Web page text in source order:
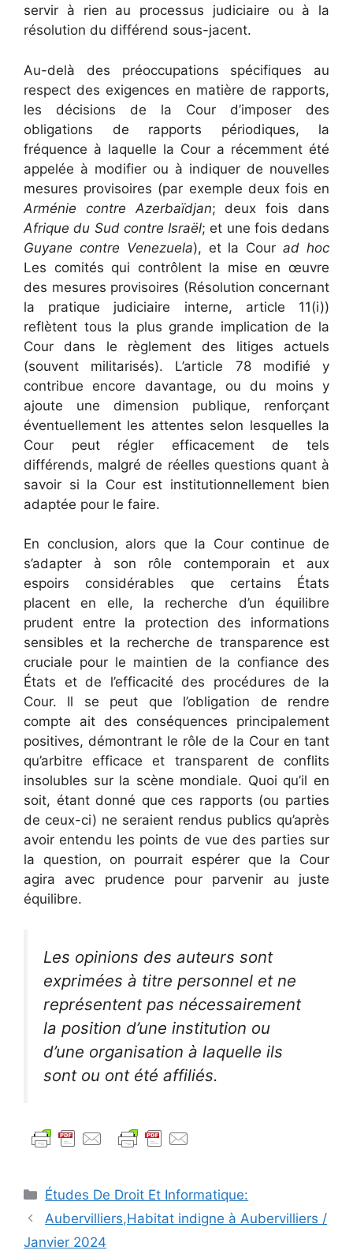
servir à rien au processus judiciaire ou à la
résolution du différend sous-jacent.
Au-delà des préoccupations spécifiques au
respect des exigences en matière de rapports,
les décisions de la Cour d’imposer des
obligations de rapports périodiques, la
fréquence à laquelle la Cour a récemment été
appelée à modifier ou à indiquer de nouvelles
mesures provisoires (par exemple deux fois en
Arménie contre Azerbaïdjan; deux fois dans
Afrique du Sud contre Israël; et une fois dedans
Guyane contre Venezuela), et la Courad hoc
Les comités qui contrôlent la mise en œuvre
des mesures provisoires (Résolution concernant
la pratique judiciaire interne, article 11(i))
reflètent tous la plus grande implication de la
Cour dans le règlement des litiges actuels
(souvent militarisés). L’article 78 modifié y
contribue encore davantage, ou du moins y
ajoute une dimension publique, renforçant
éventuellement les attentes selon lesquelles la
Cour peut régler efficacement de tels
différends, malgré de réelles questions quant à
savoir si la Cour est institutionnellement bien
adaptée pour le faire.
En conclusion, alors que la Cour continue de
s’adapter à son rôle contemporain et aux
espoirs considérables que certains États
placent en elle, la recherche d’un équilibre
prudent entre la protection des informations
sensibles et la recherche de transparence est
cruciale pour le maintien de la confiance des
États et de l’efficacité des procédures de la
Cour. Il se peut que l’obligation de rendre
compte ait des conséquences principalement
positives, démontrant le rôle de la Cour en tant
qu’arbitre efficace et transparent de conflits
insolubles sur la scène mondiale. Quoi qu’il en
soit, étant donné que ces rapports (ou parties
de ceux-ci) ne seraient rendus publics qu’après
avoir entendu les points de vue des parties sur
la question, on pourrait espérer que la Cour
agira avec prudence pour parvenir au juste
équilibre.
Les opinions des auteurs sont
exprimées à titre personnel et ne
représentent pas nécessairement
la position d’une institution ou
d’une organisation à laquelle ils
sont ou ont été affiliés.
Catégories
Études De Droit Et Informatique:
Navigation
des
Aubervilliers,Habitat indigne à Aubervilliers /
Janvier 2024